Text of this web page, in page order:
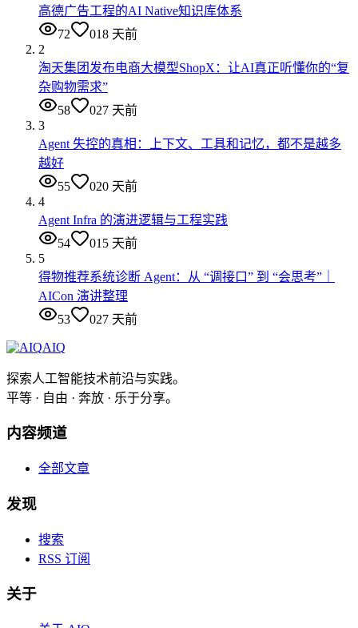
高德广告工程的AI Native知识库体系
72
018 天前
2
淘天集团发布电商大模型ShopX：让AI真正听懂你的“复
杂购物需求”
58
027 天前
3
Agent 失控的真相：上下文、工具和记忆，都不是越多
越好
55
020 天前
4
Agent Infra 的演进逻辑与工程实践
54
015 天前
5
得物推荐系统诊断 Agent：从 “调接口” 到 “会思考”｜
AICon 演讲整理
53
027 天前
AIQ
探索人工智能技术前沿与实践。
平等 · 自由 · 奔放 · 乐于分享。
内容频道
全部文章
发现
搜索
RSS 订阅
关于